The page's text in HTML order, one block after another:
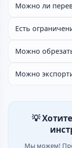
Можно ли
Есть
Можно
Можно
💡
Мы можем!